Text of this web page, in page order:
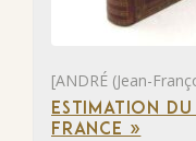
[ANDRÉ (Jean-
ESTIMATION
FRANCE »